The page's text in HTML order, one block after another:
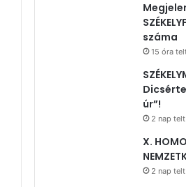
száma
15 óra
úr”!
2 nap
X.
2 nap